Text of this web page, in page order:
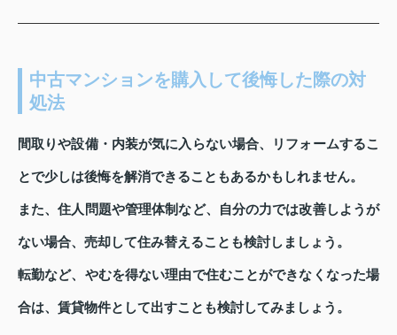
中古マンションを購入して後悔した際の対
処法
間取りや設備・内装が気に入らない場合、リフォームするこ
とで少しは後悔を解消できることもあるかもしれません。
また、住人問題や管理体制など、自分の力では改善しようが
ない場合、売却して住み替えることも検討しましょう。
転勤など、やむを得ない理由で住むことができなくなった場
合は、賃貸物件として出すことも検討してみましょう。